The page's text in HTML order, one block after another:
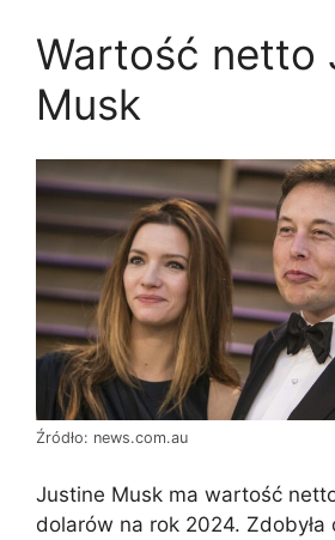
Wartość netto
Musk
Źródło: news.com.au
Justine Musk ma wartość
dolarów na rok 2024.